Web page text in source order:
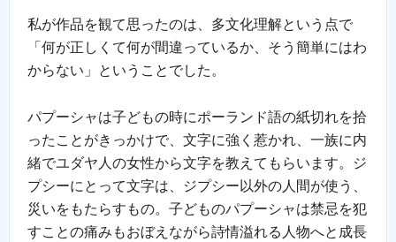
私が作品を観て思ったのは、多文化理解という点で
「何が正しくて何が間違っているか、そう簡単にはわ
からない」ということでした。
パプーシャは子どもの時にポーランド語の紙切れを拾
ったことがきっかけで、文字に強く惹かれ、一族に内
緒でユダヤ人の女性から文字を教えてもらいます。ジ
プシーにとって文字は、ジプシー以外の人間が使う、
災いをもたらすもの。子どものパプーシャは禁忌を犯
すことの痛みもおぼえながら詩情溢れる人物へと成長